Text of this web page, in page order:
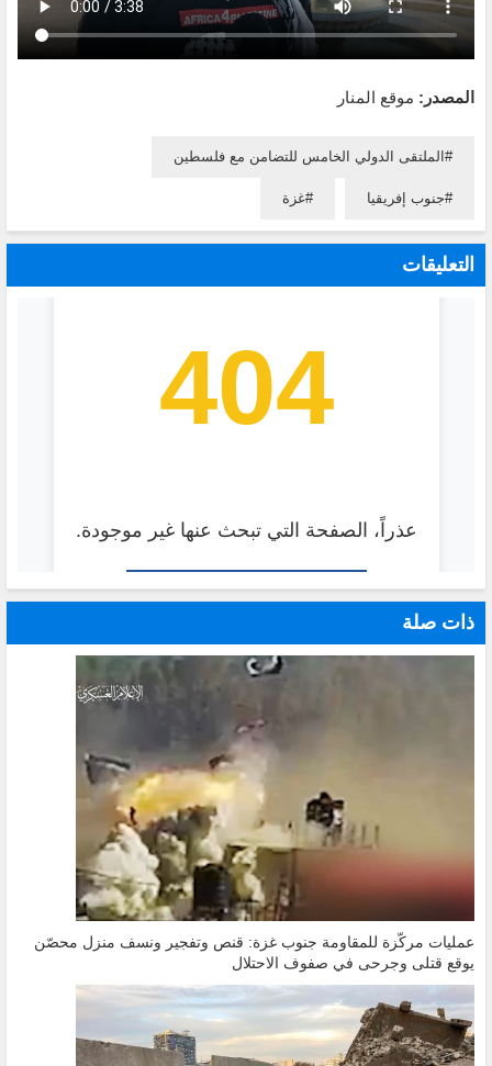
المصدر: موقع المنار
الملتقى الدولي الخامس للتضامن مع فلسطين
جنوب إفريقيا غزة
التعليقات
ذات صلة
عمليات مركّزة للمقاومة جنوب غزة: قنص وتفجير ونسف منزل محصّن
يوقع قتلى وجرحى في صفوف الاحتلال